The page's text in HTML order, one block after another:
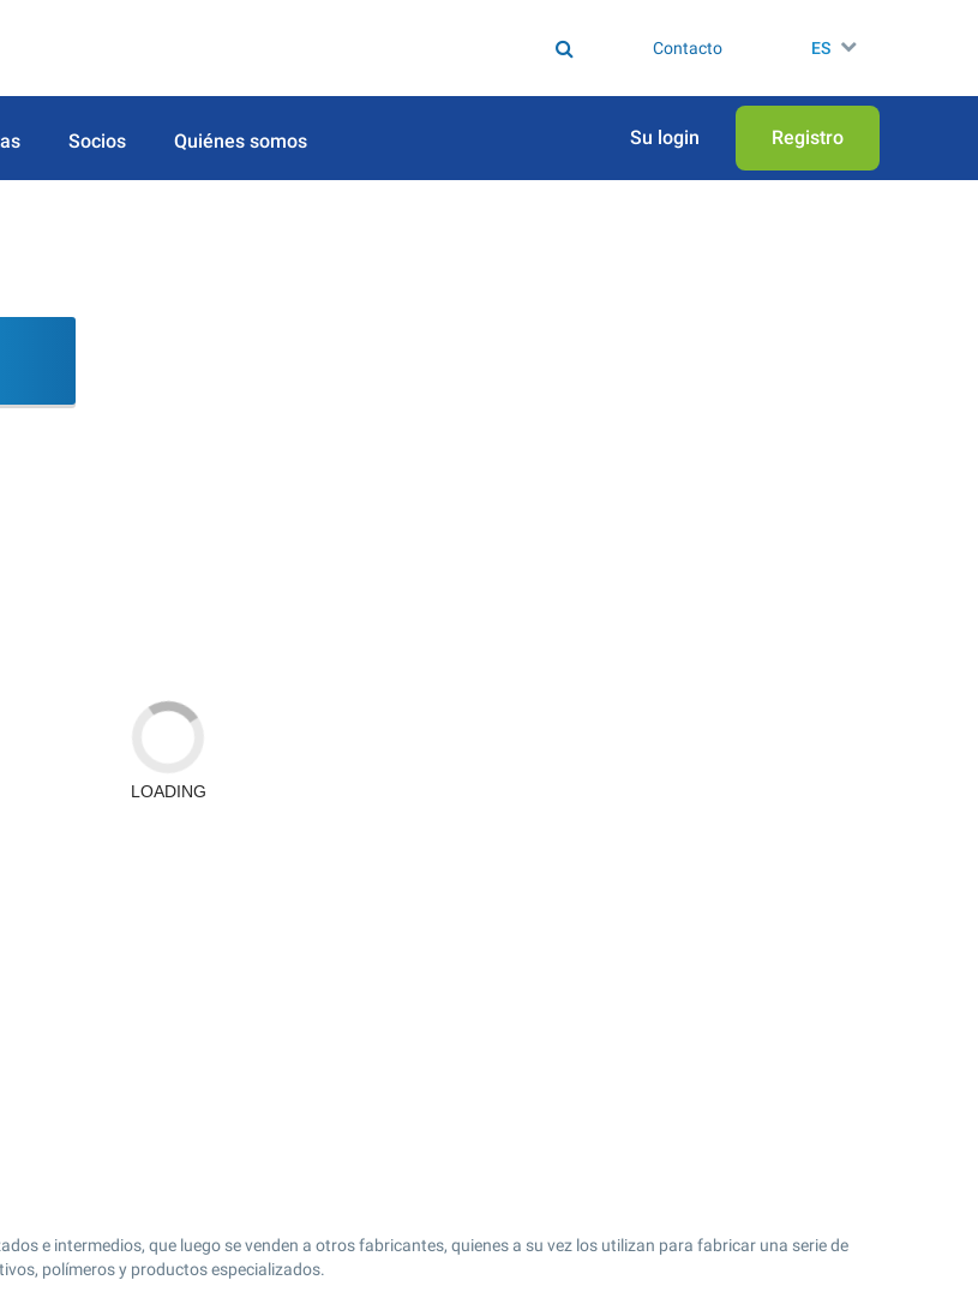
Contacto ES
Socios Quiénes somos Su login Registro
e intermedios, que luego se venden a otros fabricantes, quienes a su vez los utilizan para fabricar una serie de
polímeros y productos especializados.